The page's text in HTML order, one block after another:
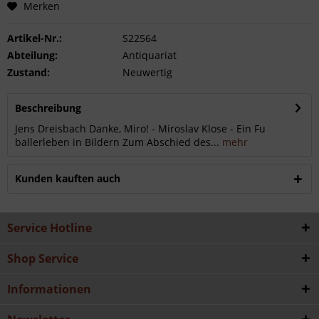
Merken
Artikel-Nr.:
S22564
Abteilung:
Antiquariat
Zustand:
Neuwertig
Beschreibung
Jens Dreisbach Danke, Miro! - Miroslav Klose - Ein Fu
ballerleben in Bildern Zum Abschied des... mehr
Kunden kauften auch
Service Hotline
Shop Service
Informationen